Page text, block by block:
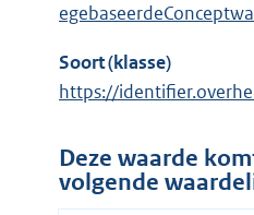
Soort (klasse)
https://
Deze waarde
volgende